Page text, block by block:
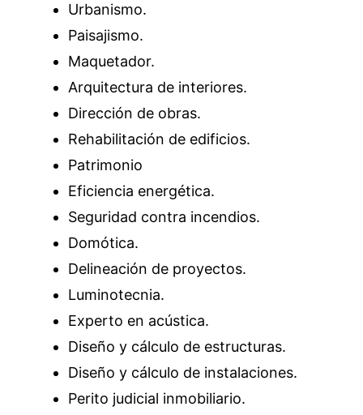
Urbanismo.
Paisajismo.
Maquetador.
Arquitectura de interiores.
Dirección de obras.
Rehabilitación de edificios.
Patrimonio
Eficiencia energética.
Seguridad contra incendios.
Domótica.
Delineación de proyectos.
Luminotecnia.
Experto en acústica.
Diseño y cálculo de estructuras.
Diseño y cálculo de instalaciones.
Perito judicial inmobiliario.